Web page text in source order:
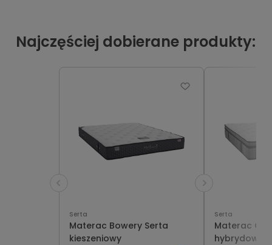
Najczęściej dobierane produkty:
Serta
Materac Bowery Serta
kieszeniowy
Serta
Materac
hybrydowy